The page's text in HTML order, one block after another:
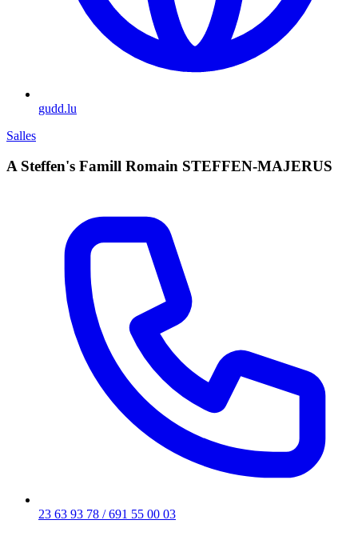
gudd.lu
Salles
A Steffen's Famill Romain STEFFEN-MAJERUS
23 63 93 78 / 691 55 00 03